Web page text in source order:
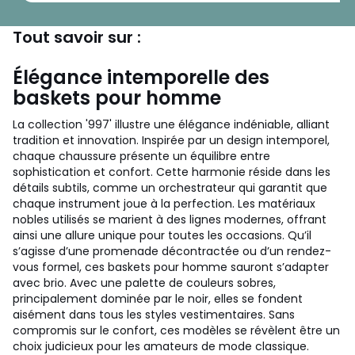
Tout savoir sur :
Élégance intemporelle des
baskets pour homme
La collection '997' illustre une élégance indéniable, alliant
tradition et innovation. Inspirée par un design intemporel,
chaque chaussure présente un équilibre entre
sophistication et confort. Cette harmonie réside dans les
détails subtils, comme un orchestrateur qui garantit que
chaque instrument joue à la perfection. Les matériaux
nobles utilisés se marient à des lignes modernes, offrant
ainsi une allure unique pour toutes les occasions. Qu’il
s’agisse d’une promenade décontractée ou d’un rendez-
vous formel, ces baskets pour homme sauront s’adapter
avec brio. Avec une palette de couleurs sobres,
principalement dominée par le noir, elles se fondent
aisément dans tous les styles vestimentaires. Sans
compromis sur le confort, ces modèles se révèlent être un
choix judicieux pour les amateurs de mode classique.